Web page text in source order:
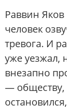
Раввин Яков
человек
тревога. И
уже уезжал,
внезапно
—